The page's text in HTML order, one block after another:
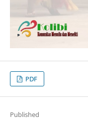
PDF
Published